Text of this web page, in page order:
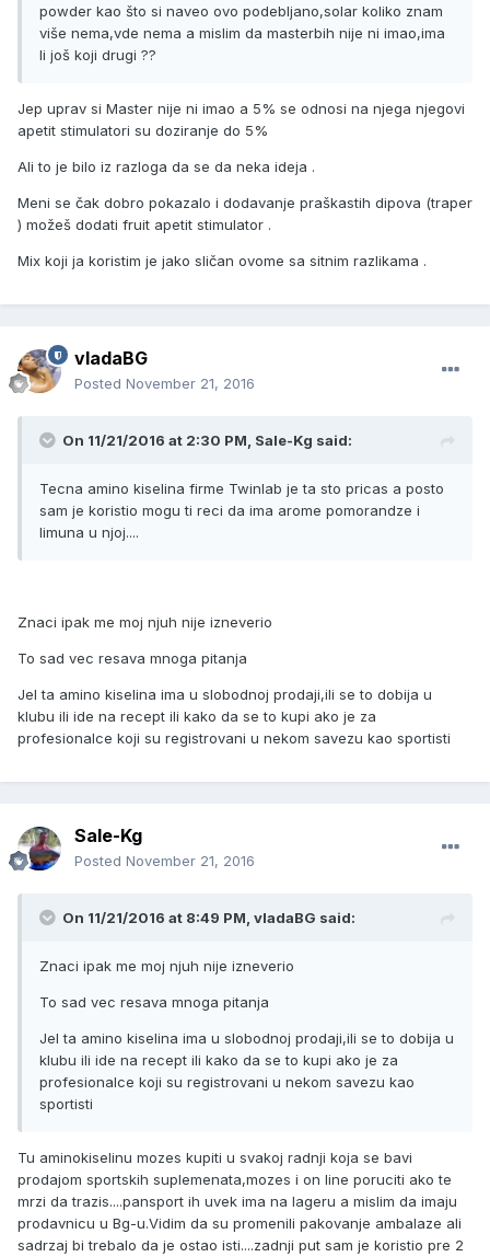
powder kao što si naveo ovo podebljano,solar koliko znam
više nema,vde nema a mislim da masterbih nije ni imao,ima
li još koji drugi ??
Jep uprav si Master nije ni imao a 5% se odnosi na njega njegovi
apetit stimulatori su doziranje do 5%
Ali to je bilo iz razloga da se da neka ideja .
Meni se čak dobro pokazalo i dodavanje praškastih dipova (traper
) možeš dodati fruit apetit stimulator .
Mix koji ja koristim je jako sličan ovome sa sitnim razlikama .
vladaBG
Posted November 21, 2016
On 11/21/2016 at 2:30 PM, Sale-Kg said:
Tecna amino kiselina firme Twinlab je ta sto pricas a posto
sam je koristio mogu ti reci da ima arome pomorandze i
limuna u njoj....
Znaci ipak me moj njuh nije izneverio
To sad vec resava mnoga pitanja
Jel ta amino kiselina ima u slobodnoj prodaji,ili se to dobija u
klubu ili ide na recept ili kako da se to kupi ako je za
profesionalce koji su registrovani u nekom savezu kao sportisti
Sale-Kg
Posted November 21, 2016
On 11/21/2016 at 8:49 PM, vladaBG said:
Znaci ipak me moj njuh nije izneverio
To sad vec resava mnoga pitanja
Jel ta amino kiselina ima u slobodnoj prodaji,ili se to dobija u
klubu ili ide na recept ili kako da se to kupi ako je za
profesionalce koji su registrovani u nekom savezu kao
sportisti
Tu aminokiselinu mozes kupiti u svakoj radnji koja se bavi
prodajom sportskih suplemenata,mozes i on line poruciti ako te
mrzi da trazis....pansport ih uvek ima na lageru a mislim da imaju
prodavnicu u Bg-u.Vidim da su promenili pakovanje ambalaze ali
sadrzaj bi trebalo da je ostao isti....zadnji put sam je koristio pre 2